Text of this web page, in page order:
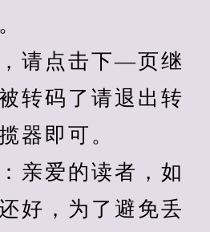
点击下—页继
转码了请退出转
器即可。
爱的读者，如
好，为了避免丢